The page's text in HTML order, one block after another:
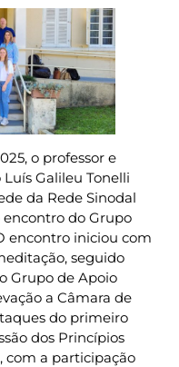
o professor e
Galileu Tonelli
da Rede Sinodal
do Grupo
encontro iniciou com
seguido
Grupo de Apoio
a Câmara de
do primeiro
dos Princípios
com a participação